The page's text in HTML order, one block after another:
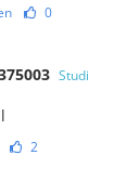
0
Studi
2